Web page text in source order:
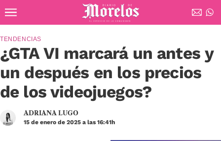
Diario de Morelos
¿GTA VI marcará un antes y
un después en los precios
de los videojuegos?
TENDENCIAS
ADRIANA LUGO
15 de enero de 2025 a las 16:41h